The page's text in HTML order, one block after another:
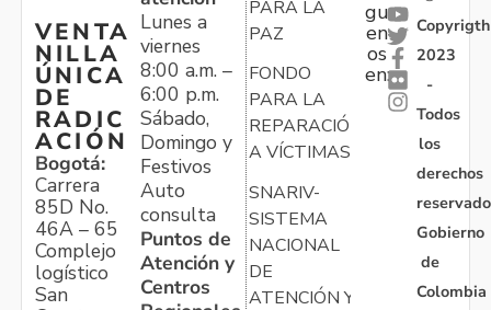
VENTA
NILLA
ÚNICA
DE
RADIC
ACIÓN
Bogotá:
Carrera
85D No.
46A – 65
Complejo
logístico
San
Lunes a
viernes
8:00 a.m. –
6:00 p.m.
Sábado,
Domingo y
Festivos
Auto
consulta
Puntos de
Atención y
Centros
PARA LA
PAZ
FONDO
PARA LA
REPARACIÓN
A VÍCTIMAS
SNARIV-
SISTEMA
NACIONAL
DE
ATENCIÓN Y
gu
en
os
en:
Copyrigth
2023
-
Todos
los
derechos
Gobierno
de
Colombia